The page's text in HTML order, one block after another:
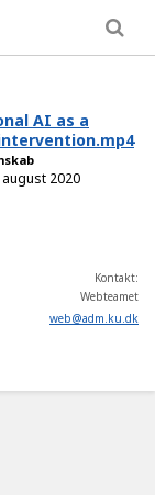
AI as a
august 2020
Kontakt:
Webteamet
web@adm.ku.dk